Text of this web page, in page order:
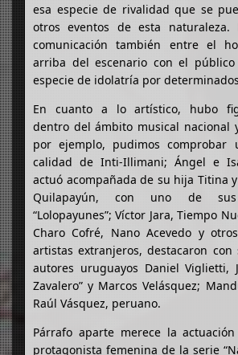
esa especie de rivalidad que se
otros eventos de esta naturaleza.
comunicación también entre el
arriba del escenario con el
especie de idolatría por
En cuanto a lo artístico, hubo
dentro del ámbito musical nacional
por ejemplo, pudimos comprobar
calidad de Inti-Illimani; Ángel e
actuó acompañada de su hija Titina
Quilapayún, con uno de
“Lolopayunes”; Víctor Jara, Tiempo
Charo Cofré, Nano Acevedo y
artistas extranjeros, destacaron con
autores uruguayos Daniel Viglietti,
Zavalero” y Marcos Velásquez;
Raúl Vásquez, peruano.
Párrafo aparte merece la
protagonista femenina de la serie